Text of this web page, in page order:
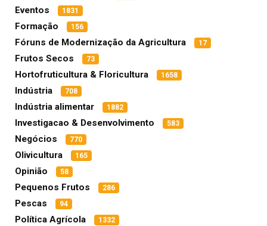
Eventos 1831
Formação 156
Fóruns de Modernização da Agricultura 17
Frutos Secos 73
Hortofruticultura & Floricultura 1658
Indústria 708
Indústria alimentar 1882
Investigacao & Desenvolvimento 583
Negócios 770
Olivicultura 165
Opinião 58
Pequenos Frutos 286
Pescas 94
Política Agrícola 1332